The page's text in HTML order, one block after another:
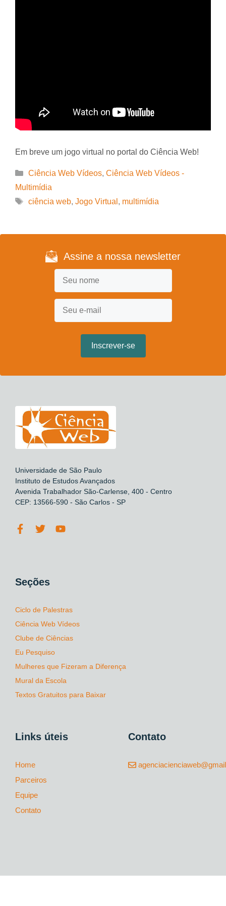
Em breve um jogo virtual no portal do Ciência Web!
Categorias
Ciência Web Vídeos, Ciência Web Vídeos -
Multimídia
Tags
ciência web, Jogo Virtual , multimídia
Assine a nossa newsletter
Universidade de São Paulo
Instituto de Estudos Avançados
Avenida Trabalhador São-Carlense, 400 - Centro
CEP: 13566-590 - São Carlos - SP
Seções
Ciclo de Palestras
Ciência Web Vídeos
Clube de Ciências
Eu Pesquiso
Mulheres que Fizeram a Diferença
Mural da Escola
Textos Gratuitos para Baixar
Links úteis
Home
Parceiros
Equipe
Contato
Contato